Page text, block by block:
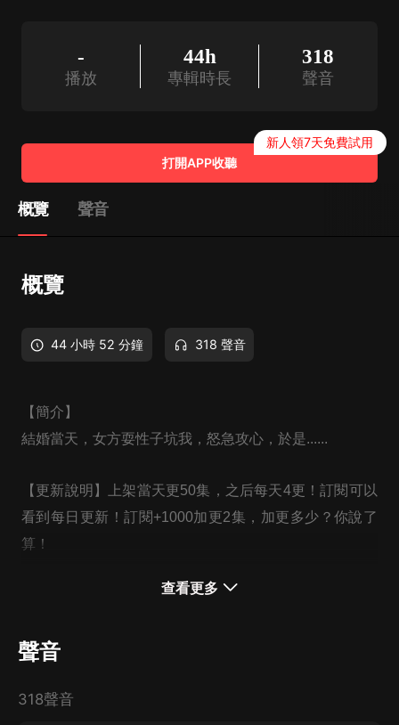
-
播放
44h
專輯時長
318
聲音
打開APP收聽
新人領7天免費試用
概覽 聲音
概覽
44 小時 52 分鐘 318 聲音
【簡介】
結婚當天，女方耍性子坑我，怒急攻心，於是......
【更新說明】上架當天更50集，之后每天4更！訂閱可以
看到每日更新！訂閱+1000加更2集，加更多少？你說了
算！
作者：占孤城
查看更多
聲音
318聲音